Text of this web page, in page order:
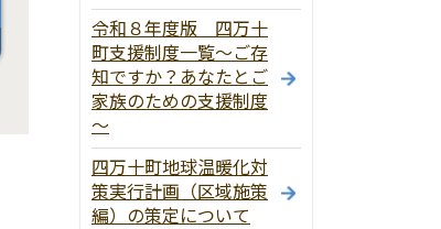
令和８年度版 四万十
町支援制度一覧～ご存
知ですか？あなたとご
家族のための支援制度
～
四万十町地球温暖化対
策実行計画（区域施策
編）の策定について